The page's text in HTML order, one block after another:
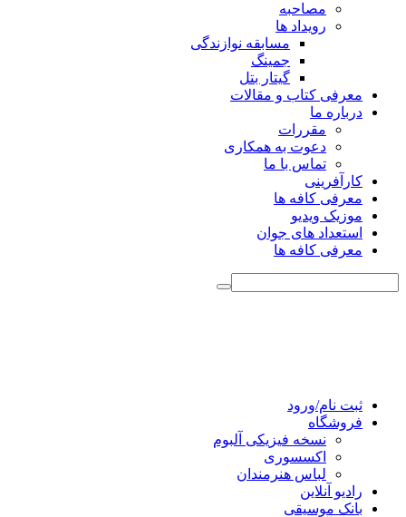
مصاحبه
رویداد ها
مسابقه نوازندگی
جمینگ
گیتار بتل
معرفی کتاب و مقالات
درباره ما
مقررات
دعوت به همکاری
تماس با ما
کارآفرینی
معرفی کافه ها
موزیک ویدیو
استعداد های جوان
معرفی کافه ها
ثبت نام/ورود
فروشگاه
نسخه فیزیکی آلبوم
اکسسوری
لباس هنرمندان
رادیو آنلاین
بانک موسیقی